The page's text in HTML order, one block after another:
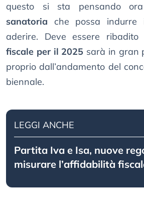
questo si sta pensando
sanatoria che possa indurre
aderire. Deve essere
fiscale per il 2025 sarà in gran
proprio dall’andamento del
biennale.
LEGGI ANCHE
Partita Iva e Isa, nuove
misurare l’affidabilità